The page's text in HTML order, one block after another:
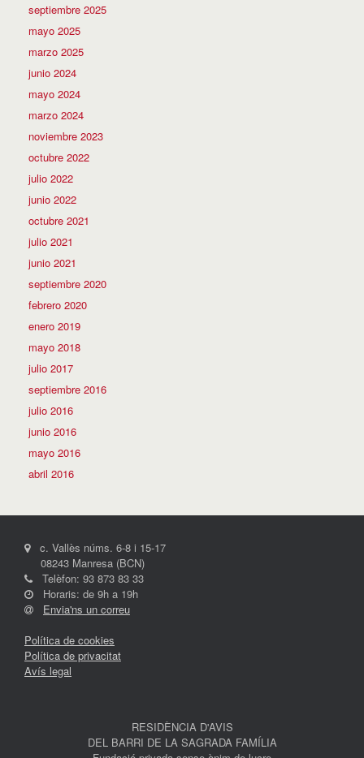
septiembre 2025
mayo 2025
marzo 2025
junio 2024
mayo 2024
marzo 2024
noviembre 2023
octubre 2022
julio 2022
junio 2022
octubre 2021
julio 2021
junio 2021
septiembre 2020
febrero 2020
enero 2019
mayo 2018
julio 2017
septiembre 2016
julio 2016
junio 2016
mayo 2016
abril 2016
c. Vallès núms. 6-8 i 15-17
08243 Manresa (BCN)
Telèfon: 93 873 83 33
Horaris: de 9h a 19h
Envia'ns un correu
Política de cookies
Política de privacitat
Avís legal
RESIDÈNCIA D'AVIS
DEL BARRI DE LA SAGRADA FAMÍLIA